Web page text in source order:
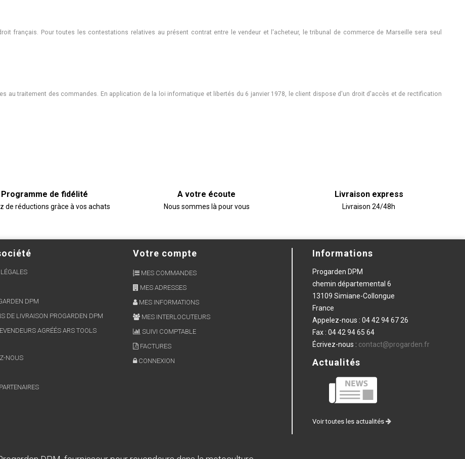
français. Pour toutes les contestations relatives au présent contrat entre le vendeur et l'acheteur, le tribunal de commerce de Marseille sera seul
au traitement des commandes. En application de la loi informatique et libertés du 6 janvier 1978, le client dispose d'un droit d'accès et de rectification
Programme de fidélité
de réductions gràce à vos achats
A votre écoute
Nous sommes là pour vous
Livraison express
Livraison 24/48h
DPM
DE LIVRAISON PROGARDEN DPM
AGRÉÉS ARS TOOLS
NOUS
Votre compte
MES COMMANDES
MES ADRESSES
MES INFORMATIONS
MES INTERLOCUTEURS
SUIVI COMPTABLE
FACTURES
CONNEXION
Informations
Progarden DPM
chemin départemental 6
13109 Simiane-Collongue
France
Appelez-nous : 04 42 94 67 26
Fax : 04 42 94 65 64
Écrivez-nous : contact@progarden.fr
Actualités
Voir toutes les actualités